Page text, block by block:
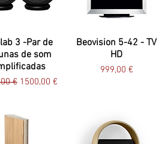
3 -Par de
de som
normal
€ Preço promocional
1500,00 €
Beovision 5-42 - TV
HD
Preço
999,00 €